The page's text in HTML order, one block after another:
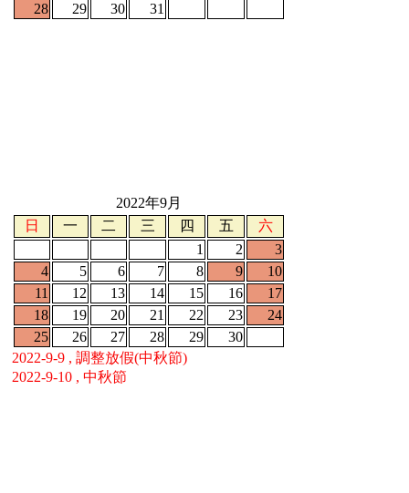
28
29 30 31
2022年9月
日
一 二 三 四 五
六
1
2
3
4
5 6 7 8 9
10
11
12 13 14 15 16
17
18
19 20 21 22 23
24
25
26 27 28 29
30
2022-9-9 , 調整放假(中秋節)
2022-9-10 , 中秋節